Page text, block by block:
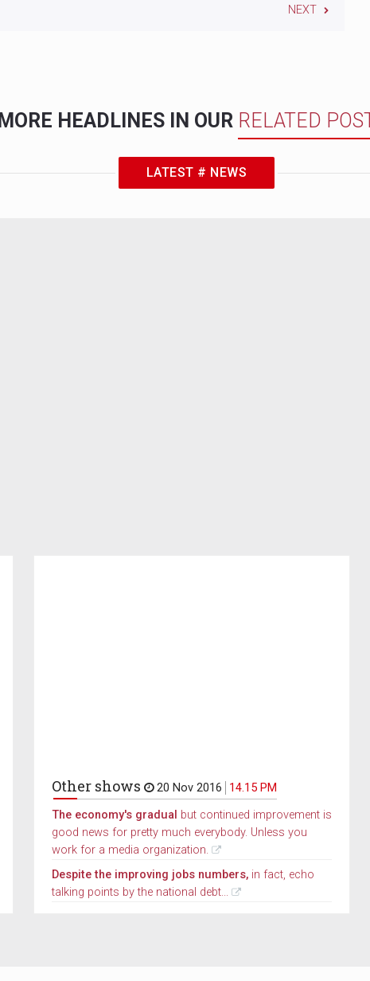
NEXT
MORE HEADLINES IN OUR RELATED
LATEST # NEWS
Other shows 20 Nov 2016
14.15 PM
The economy's gradual but continued improvement is
good news for pretty much everybody. Unless you
work for a media organization.
Despite the improving jobs numbers,in fact, echo
talking points by the national debt...